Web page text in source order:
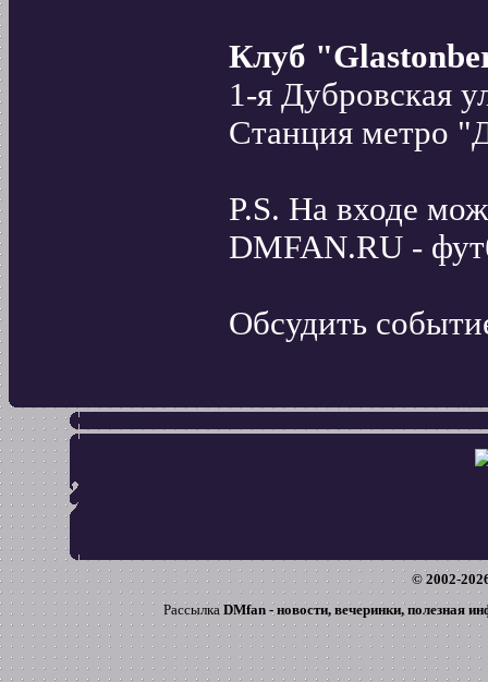
Клуб
1-я Дубровская
Станция метро
P.S. На входе
DMFAN.RU -
Обсудить
© 2002-
Рассылка DMfan - новости, вечеринки, полезная